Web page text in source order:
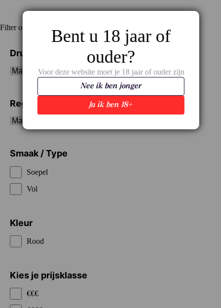
Filter op
Druivenras
Regio
Smaak / Type
Soepel
Vol
Kleur
Rood
Kies je prijsklasse
€€€
Bent u 18 jaar of
ouder?
Voor deze website moet je 18 jaar of ouder zijn
Ja ik ben 18+
Nee ik ben jonger